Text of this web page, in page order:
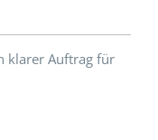
klarer Auftrag für